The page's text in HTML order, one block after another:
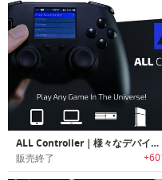
ALL Controller｜様々なデバイスを操作可能なユニバーサルコントローラー「オールコントローラー」
販売終了